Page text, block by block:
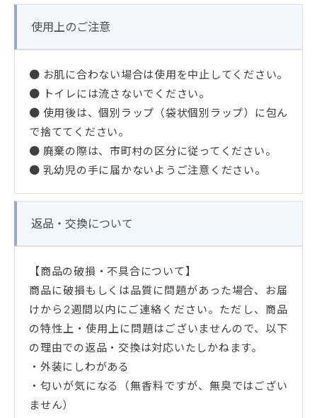
使用上のご注意
● お肌に合わない場合は使用を中止してください。
● トイレには流さないでください。
● 使用後は、個別ラップ（袋状個別ラップ）に包ん
で捨ててください。
● 廃棄の際は、市町村の区分に従ってください。
● 乳幼児の手に届かないようご注意ください。
返品・交換について
【商品の破損・不具合について】
商品に破損もしくは品質に問題があった場合、お届
けから2週間以内にご連絡ください。ただし、商品
の特性上・使用上に問題はございませんので、以下
の理由での返品・交換は対応いたしかねます。
・外装にしわがある
・匂いが気になる（無香料ですが、無臭ではござい
ません）